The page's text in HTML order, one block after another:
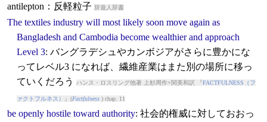
antilepton：反軽粒子 辞遊人辞書
The textiles industry will most likely soon move again as
Bangladesh and Cambodia become wealthier and approach
Level 3: バングラデシュやカンボジアがさらに豊かにな
ってレベル3 になれば、繊維産業はまた別の場所に移っ
ていくだろう
ハンス・ロスリング他著 上杉周作+関美和訳 『FACTFULNESS（フ
ァクトフルネス） 』(Factfulness) chap. 11
be openly hostile toward authority: 社会的権威に対しておおっ